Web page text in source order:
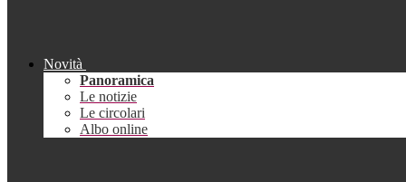
Novità
Panoramica
Le notizie
Le circolari
Albo online